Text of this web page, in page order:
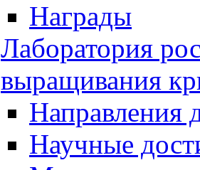
Награды
Лаборатория
выращивания
Направления
Научные